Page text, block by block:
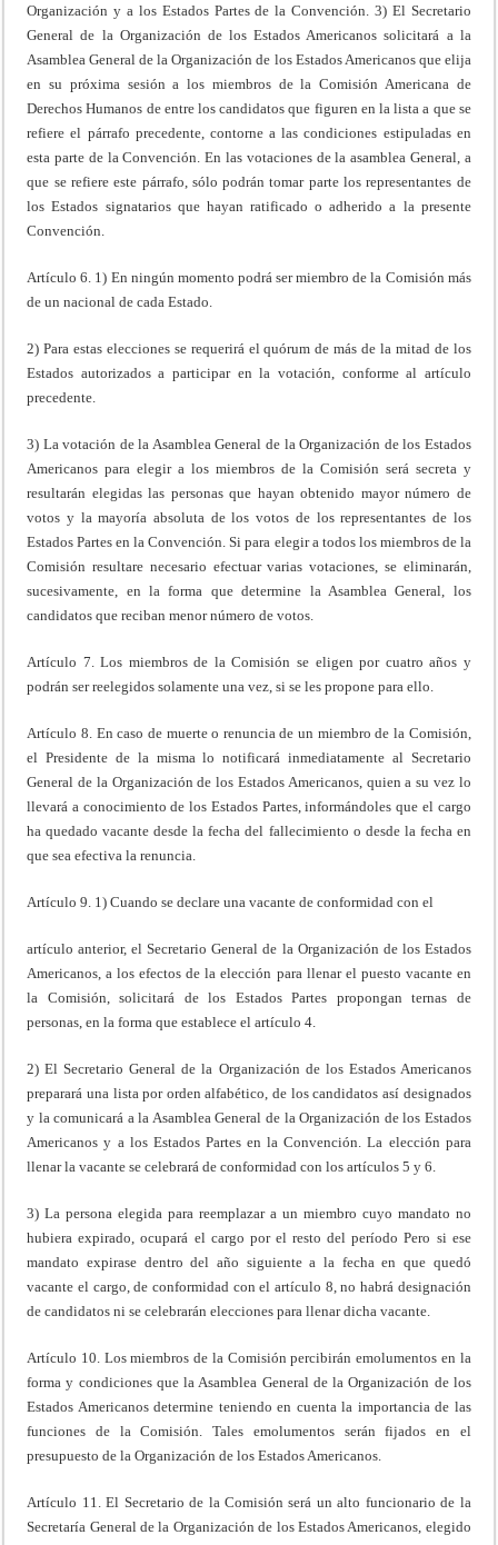
Organización y a los Estados Partes de la Convención. 3) El Secretario
General de la Organización de los Estados Americanos solicitará a la
Asamblea General de la Organización de los Estados Americanos que elija
en su próxima sesión a los miembros de la Comisión Americana de
Derechos Humanos de entre los candidatos que figuren en la lista a que se
refiere el párrafo precedente, contorne a las condiciones estipuladas en
esta parte de la Convención. En las votaciones de la asamblea General, a
que se refiere este párrafo, sólo podrán tomar parte los representantes de
los Estados signatarios que hayan ratificado o adherido a la presente
Convención.
Artículo 6. 1) En ningún momento podrá ser miembro de la Comisión más
de un nacional de cada Estado.
2) Para estas elecciones se requerirá el quórum de más de la mitad de los
Estados autorizados a participar en la votación, conforme al artículo
precedente.
3) La votación de la Asamblea General de la Organización de los Estados
Americanos para elegir a los miembros de la Comisión será secreta y
resultarán elegidas las personas que hayan obtenido mayor número de
votos y la mayoría absoluta de los votos de los representantes de los
Estados Partes en la Convención. Si para elegir a todos los miembros de la
Comisión resultare necesario efectuar varias votaciones, se eliminarán,
sucesivamente, en la forma que determine la Asamblea General, los
candidatos que reciban menor número de votos.
Artículo 7. Los miembros de la Comisión se eligen por cuatro años y
podrán ser reelegidos solamente una vez, si se les propone para ello.
Artículo 8. En caso de muerte o renuncia de un miembro de la Comisión,
el Presidente de la misma lo notificará inmediatamente al Secretario
General de la Organización de los Estados Americanos, quien a su vez lo
llevará a conocimiento de los Estados Partes, informándoles que el cargo
ha quedado vacante desde la fecha del fallecimiento o desde la fecha en
que sea efectiva la renuncia.
Artículo 9. 1) Cuando se declare una vacante de conformidad con el
artículo anterior, el Secretario General de la Organización de los Estados
Americanos, a los efectos de la elección para llenar el puesto vacante en
la Comisión, solicitará de los Estados Partes propongan ternas de
personas, en la forma que establece el artículo 4.
2) El Secretario General de la Organización de los Estados Americanos
preparará una lista por orden alfabético, de los candidatos así designados
y la comunicará a la Asamblea General de la Organización de los Estados
Americanos y a los Estados Partes en la Convención. La elección para
llenar la vacante se celebrará de conformidad con los artículos 5 y 6.
3) La persona elegida para reemplazar a un miembro cuyo mandato no
hubiera expirado, ocupará el cargo por el resto del período Pero si ese
mandato expirase dentro del año siguiente a la fecha en que quedó
vacante el cargo, de conformidad con el artículo 8, no habrá designación
de candidatos ni se celebrarán elecciones para llenar dicha vacante.
Artículo 10. Los miembros de la Comisión percibirán emolumentos en la
forma y condiciones que la Asamblea General de la Organización de los
Estados Americanos determine teniendo en cuenta la importancia de las
funciones de la Comisión. Tales emolumentos serán fijados en el
presupuesto de la Organización de los Estados Americanos.
Artículo 11. El Secretario de la Comisión será un alto funcionario de la
Secretaría General de la Organización de los Estados Americanos, elegido